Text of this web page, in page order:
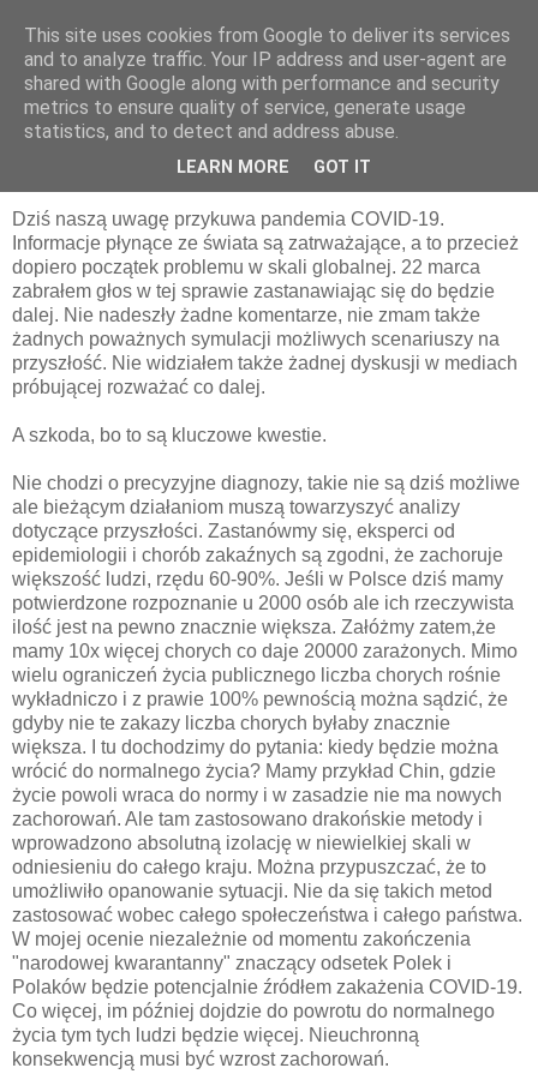
pluskiewicz.blogspot.com
wtorek, 31 marca 2020
Co będzie potem?
Dziś naszą uwagę przykuwa pandemia COVID-19.
Informacje płynące ze świata są zatrważające, a to przecież
dopiero początek problemu w skali globalnej. 22 marca
zabrałem głos w tej sprawie zastanawiając się do będzie
dalej. Nie nadeszły żadne komentarze, nie zmam także
żadnych poważnych symulacji możliwych scenariuszy na
przyszłość. Nie widziałem także żadnej dyskusji w mediach
próbującej rozważać co dalej.
A szkoda, bo to są kluczowe kwestie.
Nie chodzi o precyzyjne diagnozy, takie nie są dziś możliwe
ale bieżącym działaniom muszą towarzyszyć analizy
dotyczące przyszłości. Zastanówmy się, eksperci od
epidemiologii i chorób zakaźnych są zgodni, że zachoruje
większość ludzi, rzędu 60-90%. Jeśli w Polsce dziś mamy
potwierdzone rozpoznanie u 2000 osób ale ich rzeczywista
ilość jest na pewno znacznie większa. Załóżmy zatem,że
mamy 10x więcej chorych co daje 20000 zarażonych. Mimo
wielu ograniczeń życia publicznego liczba chorych rośnie
wykładniczo i z prawie 100% pewnością można sądzić, że
gdyby nie te zakazy liczba chorych byłaby znacznie
większa. I tu dochodzimy do pytania: kiedy będzie można
wrócić do normalnego życia? Mamy przykład Chin, gdzie
życie powoli wraca do normy i w zasadzie nie ma nowych
zachorowań. Ale tam zastosowano drakońskie metody i
wprowadzono absolutną izolację w niewielkiej skali w
odniesieniu do całego kraju. Można przypuszczać, że to
umożliwiło opanowanie sytuacji. Nie da się takich metod
zastosować wobec całego społeczeństwa i całego państwa.
W mojej ocenie niezależnie od momentu zakończenia
"narodowej kwarantanny" znaczący odsetek Polek i
Polaków będzie potencjalnie źródłem zakażenia COVID-19.
Co więcej, im później dojdzie do powrotu do normalnego
życia tym tych ludzi będzie więcej. Nieuchronną
konsekwencją musi być wzrost zachorowań.
This site uses cookies from Google to deliver its services
and to analyze traffic. Your IP address and user-agent are
shared with Google along with performance and security
metrics to ensure quality of service, generate usage
statistics, and to detect and address abuse.
LEARN MORE GOT IT